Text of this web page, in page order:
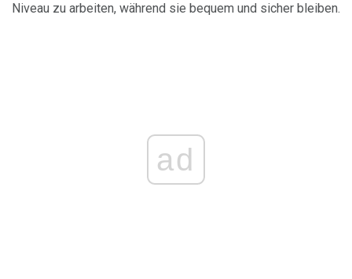
Niveau zu arbeiten, während sie bequem und sicher bleiben.
ad